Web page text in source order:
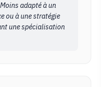
adapté à un
ou à une stratégie
une spécialisation